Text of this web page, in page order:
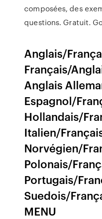
composées, des
questions. Gratuit.
Anglais/
Français/
Anglais
Espagnol/
Hollandais/
Italien/
Norvégien/
Polonais/
Portugais/
Suedois/
MENU